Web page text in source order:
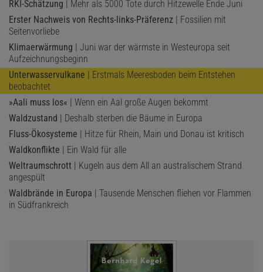
RKI-Schätzung | Mehr als 5000 Tote durch Hitzewelle Ende Juni
Erster Nachweis von Rechts-links-Präferenz | Fossilien mit
Seitenvorliebe
Klimaerwärmung | Juni war der wärmste in Westeuropa seit
Aufzeichnungsbeginn
Unterwasservulkane | Erstmals Meeresboden beim Entstehen
beobachtet
»Aali muss los« | Wenn ein Aal große Augen bekommt
Waldzustand | Deshalb sterben die Bäume in Europa
Fluss-Ökosysteme | Hitze für Rhein, Main und Donau ist kritisch
Waldkonflikte | Ein Wald für alle
Weltraumschrott | Kugeln aus dem All an australischem Strand
angespült
Waldbrände in Europa | Tausende Menschen fliehen vor Flammen
in Südfrankreich